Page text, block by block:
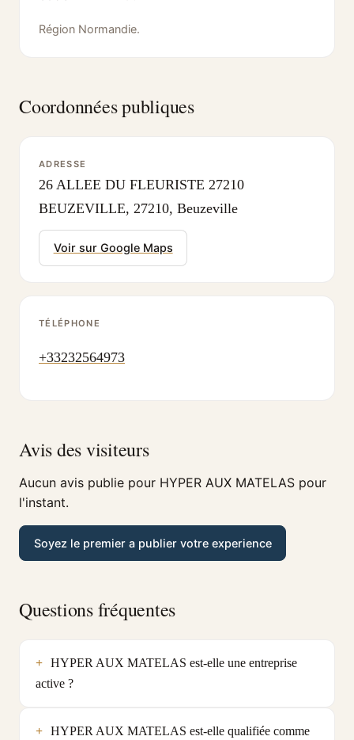
Région Normandie.
Coordonnées publiques
ADRESSE
26 ALLEE DU FLEURISTE 27210
BEUZEVILLE, 27210, Beuzeville
Voir sur Google Maps
TÉLÉPHONE
+33232564973
Avis des visiteurs
Aucun avis publie pour HYPER AUX MATELAS pour
l'instant.
Soyez le premier a publier votre experience
Questions fréquentes
HYPER AUX MATELAS est-elle une entreprise
active ?
HYPER AUX MATELAS est-elle qualifiée comme